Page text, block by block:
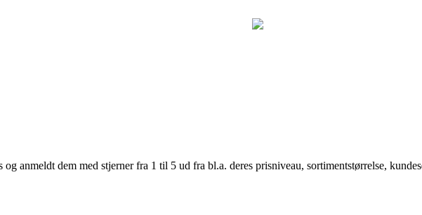
anmeldt dem med stjerner fra 1 til 5 ud fra bl.a. deres prisniveau, sortimentstørrelse,